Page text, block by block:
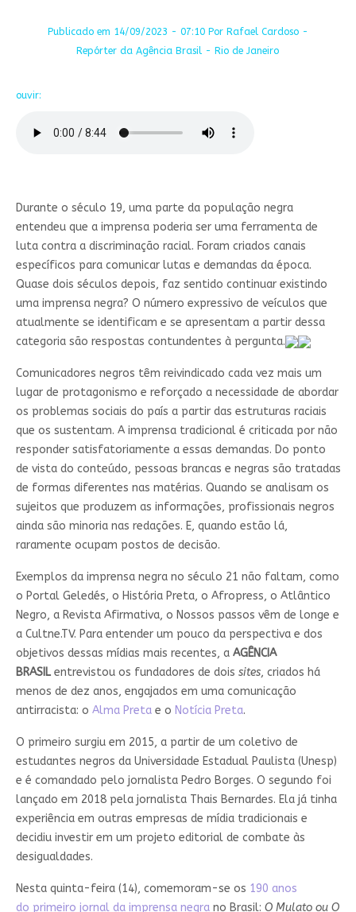
Publicado em 14/09/2023 - 07:10 Por Rafael Cardoso -
Repórter da Agência Brasil - Rio de Janeiro
ouvir:
Durante o século 19, uma parte da população negra
entendeu que a imprensa poderia ser uma ferramenta de
luta contra a discriminação racial. Foram criados canais
específicos para comunicar lutas e demandas da época.
Quase dois séculos depois, faz sentido continuar existindo
uma imprensa negra? O número expressivo de veículos que
atualmente se identificam e se apresentam a partir dessa
categoria são respostas contundentes à pergunta.
Comunicadores negros têm reivindicado cada vez mais um
lugar de protagonismo e reforçado a necessidade de abordar
os problemas sociais do país a partir das estruturas raciais
que os sustentam. A imprensa tradicional é criticada por não
responder satisfatoriamente a essas demandas. Do ponto
de vista do conteúdo, pessoas brancas e negras são tratadas
de formas diferentes nas matérias. Quando se analisam os
sujeitos que produzem as informações, profissionais negros
ainda são minoria nas redações. E, quando estão lá,
raramente ocupam postos de decisão.
Exemplos da imprensa negra no século 21 não faltam, como
o Portal Geledés, o História Preta, o Afropress, o Atlântico
Negro, a Revista Afirmativa, o Nossos passos vêm de longe e
a Cultne.TV. Para entender um pouco da perspectiva e dos
objetivos dessas mídias mais recentes, a AGÊNCIA
BRASIL entrevistou os fundadores de dois sites, criados há
menos de dez anos, engajados em uma comunicação
antirracista: o Alma Pretae o Notícia Preta.
O primeiro surgiu em 2015, a partir de um coletivo de
estudantes negros da Universidade Estadual Paulista (Unesp)
e é comandado pelo jornalista Pedro Borges. O segundo foi
lançado em 2018 pela jornalista Thais Bernardes. Ela já tinha
experiência em outras empresas de mídia tradicionais e
decidiu investir em um projeto editorial de combate às
desigualdades.
Nesta quinta-feira (14), comemoram-se os 190 anos
do primeiro jornal da imprensa negrano Brasil: O Mulato ou O